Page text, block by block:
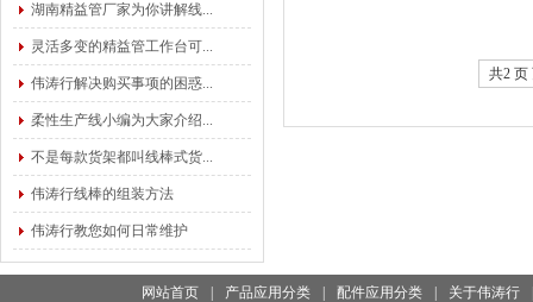
湖南精益管厂家为你讲解线...
灵活多变的精益管工作台可...
伟涛行解决购买事项的困惑...
柔性生产线小编为大家介绍...
不是每款货架都叫线棒式货...
伟涛行线棒的组装方法
伟涛行教您如何日常维护
共2 页
网站首页 产品应用分类 配件应用分类 关于伟涛行